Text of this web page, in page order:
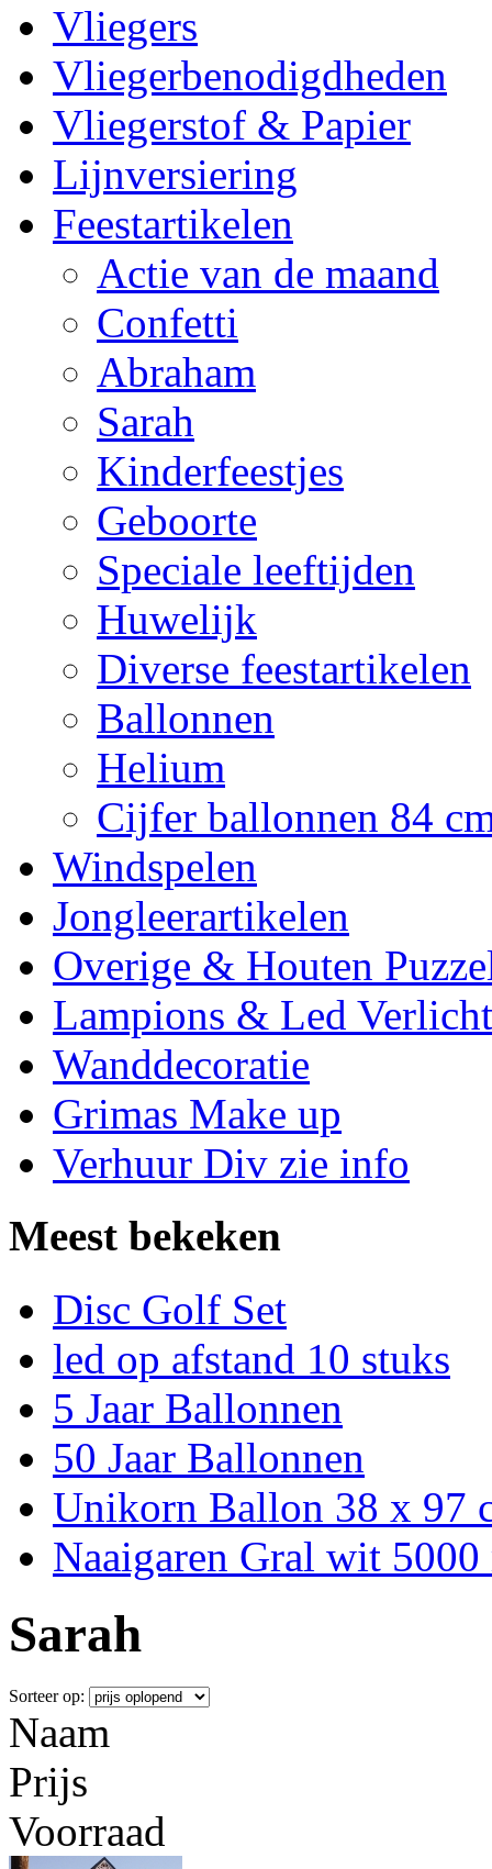
Vliegers
Vliegerbenodigdheden
Vliegerstof & Papier
Lijnversiering
Feestartikelen
Actie van de maand
Confetti
Abraham
Sarah
Kinderfeestjes
Geboorte
Speciale leeftijden
Huwelijk
Diverse feestartikelen
Ballonnen
Helium
Cijfer ballonnen 84
Windspelen
Jongleerartikelen
Overige & Houten
Lampions & Led
Wanddecoratie
Grimas Make up
Verhuur Div zie info
Meest bekeken
Disc Golf Set
led op afstand 10 stuks
5 Jaar Ballonnen
50 Jaar Ballonnen
Unikorn Ballon 38 x 97
Naaigaren Gral wit 5000
Sarah
Sorteer op:
Naam
Prijs
Voorraad